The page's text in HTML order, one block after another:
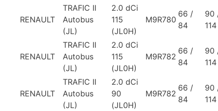
RENAULT
TRAFIC II
Autobus
(JL)
2.0 dCi
115
(JL0H)
M9R780
66 /
84
90
114
RENAULT
TRAFIC II
Autobus
(JL)
2.0 dCi
115
(JL0H)
M9R782
66 /
84
90
114
RENAULT
TRAFIC II
Autobus
(JL)
2.0 dCi
90
(JL0H)
M9R782
66 /
84
90
114